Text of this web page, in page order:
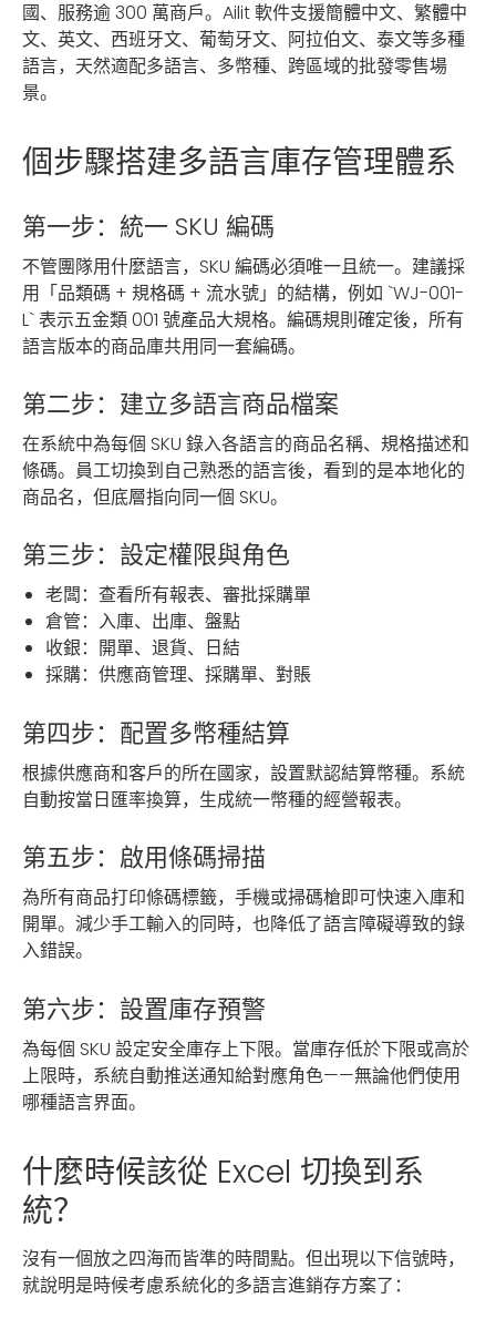
國、服務逾 300 萬商戶。Ailit 軟件支援簡體中文、繁體中
文、英文、西班牙文、葡萄牙文、阿拉伯文、泰文等多種
語言，天然適配多語言、多幣種、跨區域的批發零售場
景。
個步驟搭建多語言庫存管理體系
第一步：統一 SKU 編碼
不管團隊用什麼語言，SKU 編碼必須唯一且統一。建議採
用「品類碼 + 規格碼 + 流水號」的結構，例如 `WJ-001-
L` 表示五金類 001 號產品大規格。編碼規則確定後，所有
語言版本的商品庫共用同一套編碼。
第二步：建立多語言商品檔案
在系統中為每個 SKU 錄入各語言的商品名稱、規格描述和
條碼。員工切換到自己熟悉的語言後，看到的是本地化的
商品名，但底層指向同一個 SKU。
第三步：設定權限與角色
老闆：查看所有報表、審批採購單
倉管：入庫、出庫、盤點
收銀：開單、退貨、日結
採購：供應商管理、採購單、對賬
第四步：配置多幣種結算
根據供應商和客戶的所在國家，設置默認結算幣種。系統
自動按當日匯率換算，生成統一幣種的經營報表。
第五步：啟用條碼掃描
為所有商品打印條碼標籤，手機或掃碼槍即可快速入庫和
開單。減少手工輸入的同時，也降低了語言障礙導致的錄
入錯誤。
第六步：設置庫存預警
為每個 SKU 設定安全庫存上下限。當庫存低於下限或高於
上限時，系統自動推送通知給對應角色——無論他們使用
哪種語言界面。
什麼時候該從 Excel 切換到系
統？
沒有一個放之四海而皆準的時間點。但出現以下信號時，
就說明是時候考慮系統化的多語言進銷存方案了：